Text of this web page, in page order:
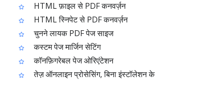
HTML फ़ाइल से PDF कनवर्ज़न
HTML स्निपेट से PDF कनवर्ज़न
चुनने लायक PDF पेज साइज
कस्टम पेज मार्जिन सेटिंग
कॉनफ़िगरेबल पेज ओरिएंटेशन
तेज़ ऑनलाइन प्रोसेसिंग, बिना इंस्टॉलेशन के